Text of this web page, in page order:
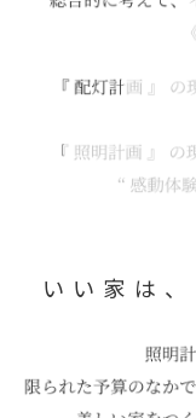
いい家は、